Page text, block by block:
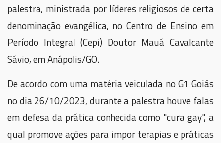
palestra, ministrada por líderes religiosos de certa
denominação evangélica, no Centro de Ensino em
Período Integral (Cepi) Doutor Mauá Cavalcante
Sávio, em Anápolis/GO.
De acordo com uma matéria veiculada no G1 Goiás
no dia 26/10/2023, durante a palestra houve falas
em defesa da prática conhecida como "cura gay", a
qual promove ações para impor terapias e práticas